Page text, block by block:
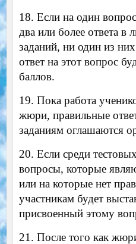
18. Если на один
два или более ответа в
заданий, ни один из
ответ на этот вопрос
баллов.
19. Пока работа
жюри, правильные
заданиям оглашаются
20. Если среди
вопросы, которые
или на которые нет
участникам будет
присвоенный этому
21. После того как